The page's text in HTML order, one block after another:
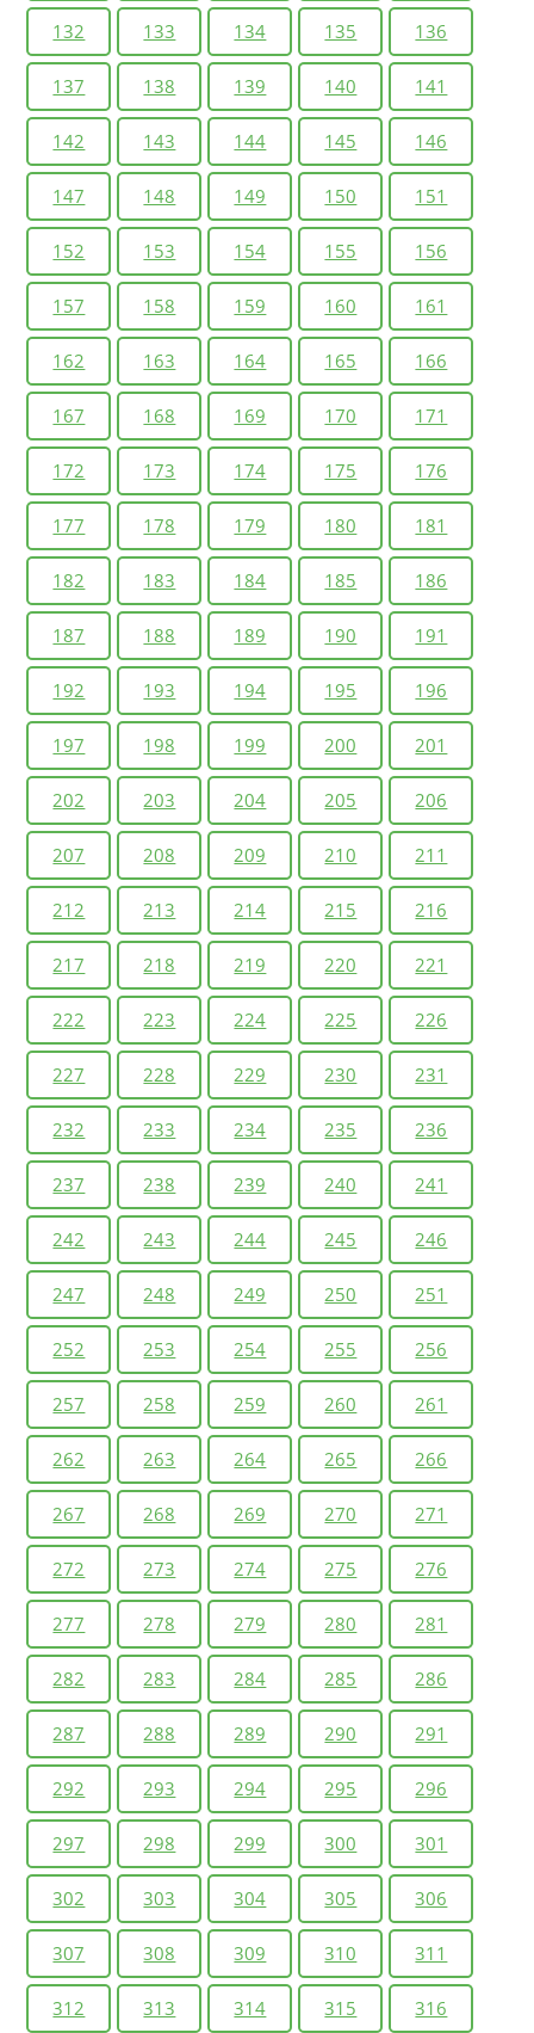
132 133 134 135 136
137 138 139 140 141
142 143 144 145 146
147 148 149 150 151
152 153 154 155 156
157 158 159 160 161
162 163 164 165 166
167 168 169 170 171
172 173 174 175 176
177 178 179 180 181
182 183 184 185 186
187 188 189 190 191
192 193 194 195 196
197 198 199 200 201
202 203 204 205 206
207 208 209 210 211
212 213 214 215 216
217 218 219 220 221
222 223 224 225 226
227 228 229 230 231
232 233 234 235 236
237 238 239 240 241
242 243 244 245 246
247 248 249 250 251
252 253 254 255 256
257 258 259 260 261
262 263 264 265 266
267 268 269 270 271
272 273 274 275 276
277 278 279 280 281
282 283 284 285 286
287 288 289 290 291
292 293 294 295 296
297 298 299 300 301
302 303 304 305 306
307 308 309 310 311
312 313 314 315 316